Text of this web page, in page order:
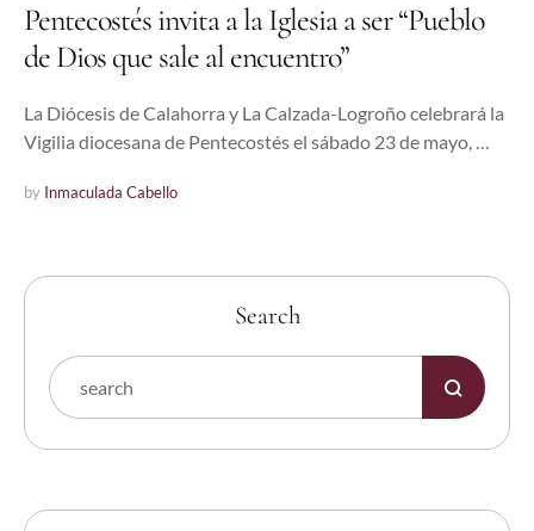
Pentecostés invita a la Iglesia a ser “Pueblo
de Dios que sale al encuentro”
La Diócesis de Calahorra y La Calzada-Logroño celebrará la
Vigilia diocesana de Pentecostés el sábado 23 de mayo, …
by Inmaculada Cabello
Search